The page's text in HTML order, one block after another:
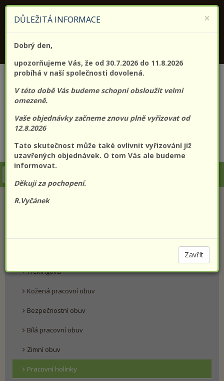
CZK EUR Přihlášení Registrace
Trekingová
Kožená pracovní obuv
Bezpečnostní obuv
Bílá pracovní obuv
Zimní obuv
Pracovní holínky
×
DŮLEŽITÁ INFORMACE
Dobrý den,
upozorňujeme Vás, že od 30.7.2026 do 11.8.2026
probíhá v naší společnosti dovolená.
V této době Vás budeme schopni obsloužit velmi
omezeně.
Vaše objednávky začneme znovu plně vyřizovat od
12.8.2026
Tato skutečnost může také ovlivnit vyřizování již
uzavřených objednávek. O tom Vás ale budeme
informovat.
Děkuji za pochopení.
R.Vyčánek
Zavřít